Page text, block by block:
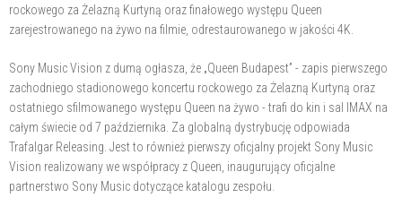
rockowego za Żelazną Kurtyną oraz finałowego występu Queen
zarejestrowanego na żywo na filmie, odrestaurowanego w jakości 4K.
Sony Music Vision z dumą ogłasza, że „Queen Budapest” - zapis pierwszego
zachodniego stadionowego koncertu rockowego za Żelazną Kurtyną oraz
ostatniego sfilmowanego występu Queen na żywo - trafi do kin i sal IMAX na
całym świecie od 7 października. Za globalną dystrybucję odpowiada
Trafalgar Releasing. Jest to również pierwszy oficjalny projekt Sony Music
Vision realizowany we współpracy z Queen, inaugurujący oficjalne
partnerstwo Sony Music dotyczące katalogu zespołu.